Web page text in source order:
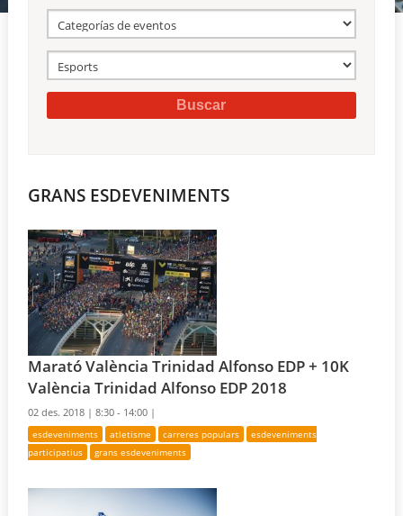
GRANS ESDEVENIMENTS
Marató València Trinidad Alfonso EDP + 10K
València Trinidad Alfonso EDP 2018
02 des. 2018 |8:30 - 14:00 |
esdeveniments atletisme carreres populars
esdeveniments
participatius
grans esdeveniments